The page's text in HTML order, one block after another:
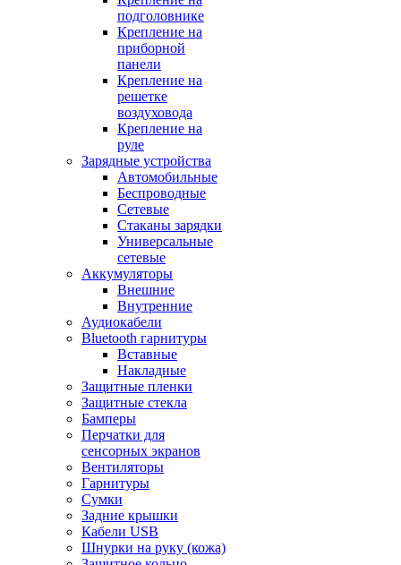
подголовнике
Крепление на
приборной
панели
Крепление на
решетке
воздуховода
Крепление на
руле
Зарядные устройства
Автомобильные
Беспроводные
Сетевые
Стаканы зарядки
Универсальные
сетевые
Аккумуляторы
Внешние
Внутренние
Аудиокабели
Bluetooth гарнитуры
Вставные
Накладные
Защитные пленки
Защитные стекла
Бамперы
Перчатки для
сенсорных экранов
Вентиляторы
Гарнитуры
Сумки
Задние крышки
Кабели USB
Шнурки на руку (кожа)